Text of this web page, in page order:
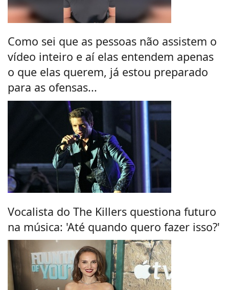
Como sei que as pessoas não assistem o
vídeo inteiro e aí elas entendem apenas
o que elas querem, já estou preparado
para as ofensas...
Vocalista do The Killers questiona futuro
na música: 'Até quando quero fazer isso?'